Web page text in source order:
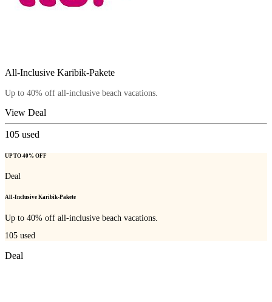
All-Inclusive Karibik-Pakete
Up to 40% off all-inclusive beach vacations.
View Deal
105 used
UP TO 40% OFF
Deal
All-Inclusive Karibik-Pakete
Up to 40% off all-inclusive beach vacations.
105 used
Deal